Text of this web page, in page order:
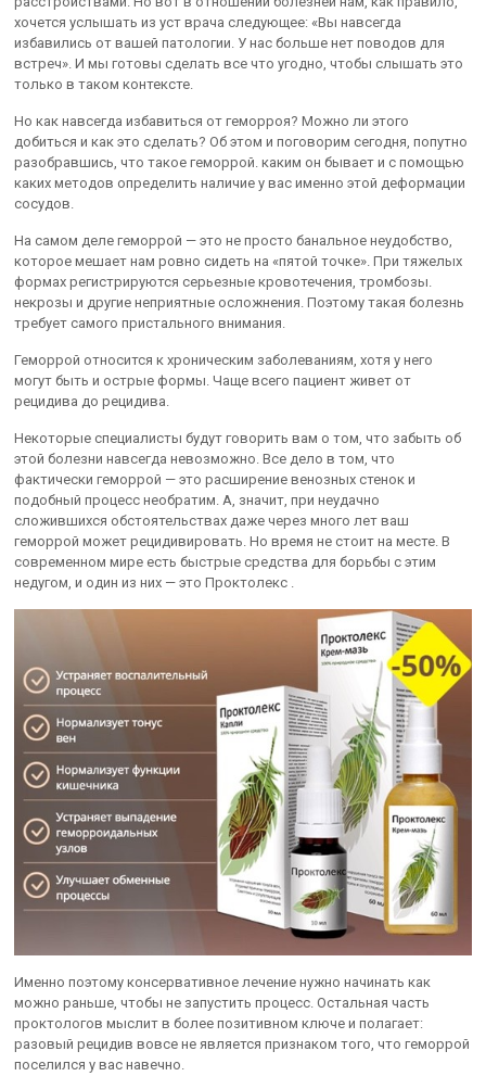
хочется услышать из уст врача следующее: «Вы навсегда
избавились от вашей патологии. У нас больше нет поводов для
встреч». И мы готовы сделать все что угодно, чтобы слышать это
только в таком контексте.
Но как навсегда избавиться от геморроя? Можно ли этого
добиться и как это сделать? Об этом и поговорим сегодня, попутно
разобравшись, что такое геморрой. каким он бывает и с помощью
каких методов определить наличие у вас именно этой деформации
сосудов.
На самом деле геморрой — это не просто банальное неудобство,
которое мешает нам ровно сидеть на «пятой точке». При тяжелых
формах регистрируются серьезные кровотечения, тромбозы.
некрозы и другие неприятные осложнения. Поэтому такая болезнь
требует самого пристального внимания.
Геморрой относится к хроническим заболеваниям, хотя у него
могут быть и острые формы. Чаще всего пациент живет от
рецидива до рецидива.
Некоторые специалисты будут говорить вам о том, что забыть об
этой болезни навсегда невозможно. Все дело в том, что
фактически геморрой — это расширение венозных стенок и
подобный процесс необратим. А, значит, при неудачно
сложившихся обстоятельствах даже через много лет ваш
геморрой может рецидивировать. Но время не стоит на месте. В
современном мире есть быстрые средства для борьбы с этим
недугом, и один из них — это Проктолекс .
Именно поэтому консервативное лечение нужно начинать как
можно раньше, чтобы не запустить процесс. Остальная часть
проктологов мыслит в более позитивном ключе и полагает:
разовый рецидив вовсе не является признаком того, что геморрой
поселился у вас навечно.